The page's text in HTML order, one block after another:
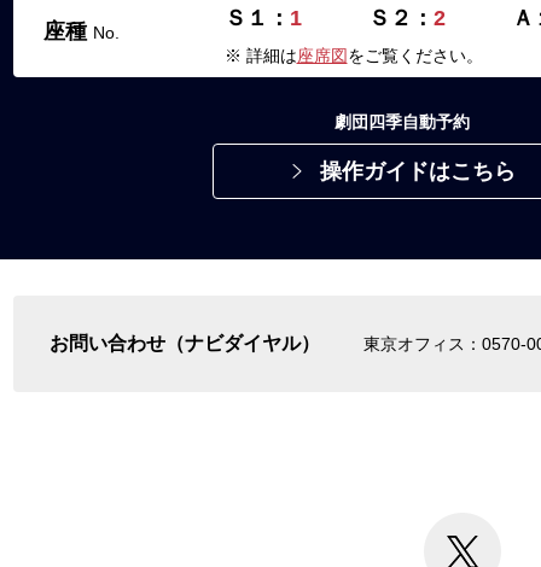
座種 No.
Ｓ１： 1 Ｓ２： 2 Ａ
※ 詳細は座席図をご覧ください。
劇団四季自動予約
操作ガイドはこちら
お問い合わせ（ナビダイヤル） 東京オフィス：0570-